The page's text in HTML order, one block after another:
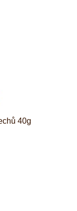
40g
je 5 z 5